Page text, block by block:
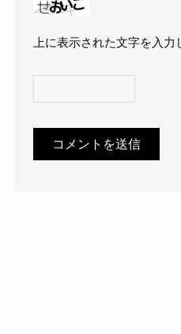
上に表示された文字を入力